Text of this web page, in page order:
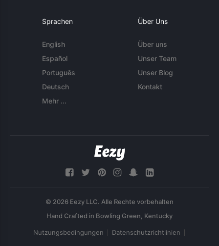
Sprachen
English
Español
Português
Deutsch
Mehr ...
Über Uns
Über uns
Unser Team
Unser Blog
Kontakt
© 2026 Eezy LLC. Alle Rechte vorbehalten
Nutzungsbedingungen Datenschutzrichtlinien